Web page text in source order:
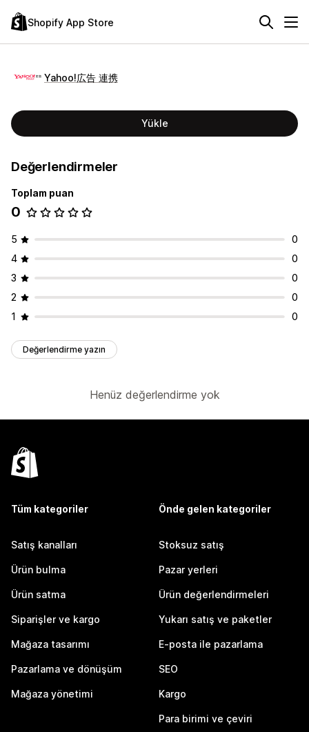
Shopify App Store
Yahoo!広告 連携
Yükle
Değerlendirmeler
Toplam puan
0
5
0
4
0
3
0
2
0
1
0
Değerlendirme yazın
Henüz değerlendirme yok
Tüm kategoriler
Satış kanalları
Ürün bulma
Ürün satma
Siparişler ve kargo
Mağaza tasarımı
Pazarlama ve dönüşüm
Mağaza yönetimi
Önde gelen kategoriler
Stoksuz satış
Pazar yerleri
Ürün değerlendirmeleri
Yukarı satış ve paketler
E-posta ile pazarlama
SEO
Kargo
Para birimi ve çeviri